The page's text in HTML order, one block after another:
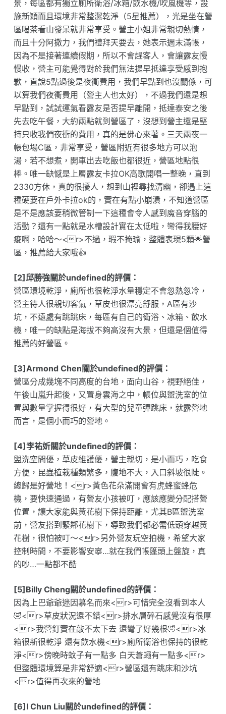
景，每區都有獨立廁所衛浴/冰箱/飲水機/吹風機等，設
施新穎而且環境非常整潔乾淨（5星推薦），光是坐在營
區喝茶看山發呆就非常享受。營主小姐非常親切熱情，
而且十分阿撒力，我們禮拜天要去，她表示週末滿帳，
因為不是接著連續假期，所以不會趕客人，會讓露友慢
慢收，營主可能覺得對於我們無法提早抵達享受感到抱
歉，直說5點過後是夜衝費用，我們早點到也沒關係，可
以算我們夜衝費用（營主人也太好），不過我們還是想
早點到，試試運氣看露友是否提早離開，抵達泰安之後
先去吃午餐，大約兩點就到營區了，沒想到營主還是堅
持只收我們夜衝的費用，真的是佛心來著。三天兩夜一
帳包場C區，非常享受，營區附近有很多地方可以泡
湯，若不想煮，開車出去吃飯也都很近，營區地點很
棒。唯一缺憾是上層露友卡拉OK高歌開唱一整晚，直到
2330方休，真的很擾人，想到山裡尋找清幽，卻遇上這
種硬要在戶外卡拉ok的，實在有點小崩潰，不知道營區
是不是應該要稍微管制一下這種會令人感到魔音穿腦的
活動？還有一點就是水槽設計實在太低啦，彎得我腰好
痠啊，哈哈～<r>不過，瑕不掩瑜，整體表現5顆🌟營
區，推薦給大家哦👍
[2]邱勝強關於undefined的評價：
營區環境乾淨，廁所也很乾淨水量穩定不會忽熱忽冷，
營主待人很親切客氣，草皮也很漂亮舒服，A區有沙
坑，不遠處有跳跳床，每區有自己的衛浴、冰箱、飲水
機，唯一的缺點是海拔不夠高沒有大景，但還是個值得
推薦的好營區。
[3]Armond Chen關於undefined的評價：
營區分成幾塊不同高度的台地，面向山谷，視野絕佳，
午後山嵐升起後，又置身雲海之中，帳位與盥洗室的位
置與數量掌握得很好，有大型的兒童彈跳床，就露營地
而言，是個小而巧的營地。
[4]李祐妡關於undefined的評價：
盥洗空間優，草皮維護優，營主親切，是小而巧，吃食
方便，昆蟲植栽種類繁多，腹地不大，入口斜坡很陡。
總歸是好營地！<r>黃色花朵滿開會有虎蜂蜜蜂危
機，要快速通過，有營友小孩被叮，應該應變分配搭營
位置，讓大家能與黃花樹下保持距離，尤其B區盥洗室
前，營友搭到緊鄰花樹下，導致我們都必需低頭穿越黃
花樹，很怕被叮～<r>另外營友玩空拍機，希望大家
控制時間，不要影響安寧…就在我們帳篷頭上盤旋，真
的吵…一點都不酷
[5]Billy Cheng關於undefined的評價：
因為上巴爺爺迷因慕名而來<r>可惜完全沒看到本人
🤣<r>草皮狀況還不錯<r>排水層碎石感覺沒有很厚
<r>我營釘實在敲不太下去 還彎了好幾根🤣<r>冰
箱很新很乾淨 還有飲水機<r>廁所衛浴也保持的很乾
淨<r>傍晚時蚊子有一點多 白天蒼蠅有一點多<r>
但整體環境算是非常舒適<r>營區還有跳床和沙坑
<r>值得再次來的營地
[6]I Chun Liu關於undefined的評價：